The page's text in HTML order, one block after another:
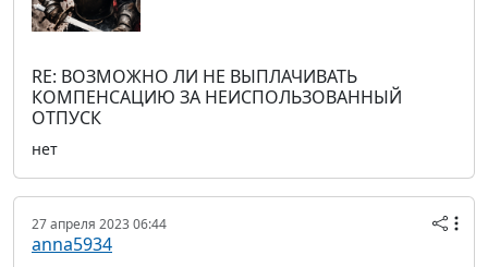
RE: ВОЗМОЖНО ЛИ НЕ ВЫПЛАЧИВАТЬ
КОМПЕНСАЦИЮ ЗА НЕИСПОЛЬЗОВАННЫЙ
ОТПУСК
нет
27 апреля 2023 06:44
anna5934